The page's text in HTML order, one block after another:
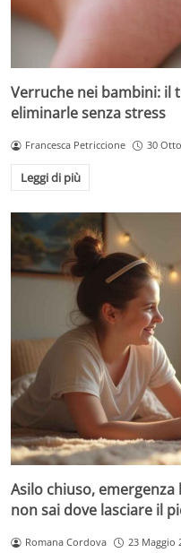
Verruche nei bambini:
eliminarle senza stress
Francesca Petriccione 30
Leggi di più
Asilo chiuso,
non sai dove lasciare il
Romana Cordova 23 Maggio